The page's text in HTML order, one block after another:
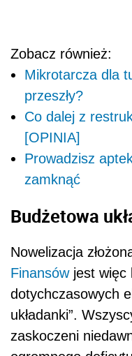
Nowelizacja
Finansówjest więc
dotychczasowych
układanki”.
zaskoczeni
ogromnego
wysokości 110 mld
nie można było
Nie zmienia to
sektora finansów
2021 będzie
unijnej ma
270 mld zł, tj. 12